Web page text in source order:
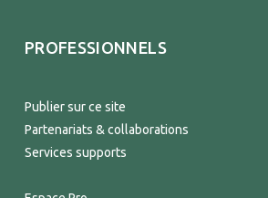
PROFESSIONNELS
Publier sur ce site
Partenariats & collaborations
Services supports